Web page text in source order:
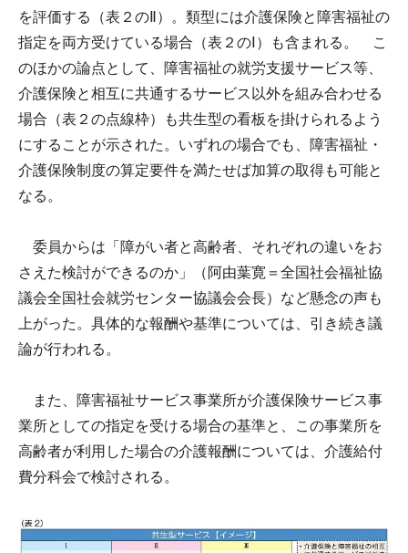
を評価する（表２のⅡ）。類型には介護保険と障害福祉の
指定を両方受けている場合（表２のⅠ）も含まれる。 こ
のほかの論点として、障害福祉の就労支援サービス等、
介護保険と相互に共通するサービス以外を組み合わせる
場合（表２の点線枠）も共生型の看板を掛けられるよう
にすることが示された。いずれの場合でも、障害福祉・
介護保険制度の算定要件を満たせば加算の取得も可能と
なる。
委員からは「障がい者と高齢者、それぞれの違いをお
さえた検討ができるのか」（阿由葉寛＝全国社会福祉協
議会全国社会就労センター協議会会長）など懸念の声も
上がった。具体的な報酬や基準については、引き続き議
論が行われる。
また、障害福祉サービス事業所が介護保険サービス事
業所としての指定を受ける場合の基準と、この事業所を
高齢者が利用した場合の介護報酬については、介護給付
費分科会で検討される。